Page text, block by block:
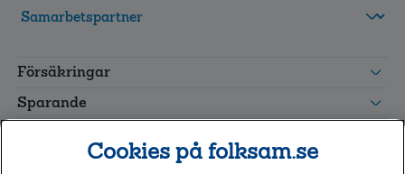
grupp
Leverantörswebb
Försäkringar
Sparande
Cookies på folksam.se